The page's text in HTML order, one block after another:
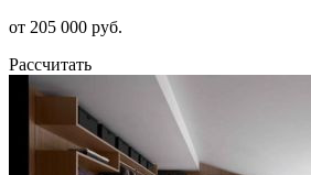
от 205 000 руб.
Рассчитать